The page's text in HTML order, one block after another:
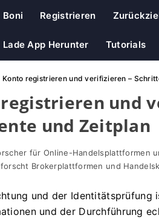
Boni Registrieren
Lade App Herunter Tutorials
Konto registrieren und verifizieren –
und
und Zeitplan
für Online-Handelsplattformen
Brokerplattformen und
und der Identitätsprüfung
und der Durchführung